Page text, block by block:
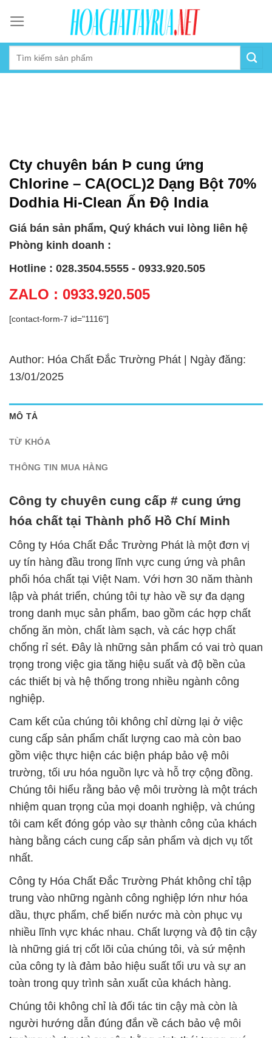
content
Cty chuyên bán Þ cung ứng
Chlorine – CA(OCL)2 Dạng Bột 70%
Dodhia Hi-Clean Ấn Độ India
Giá bán sản phẩm, Quý khách vui lòng liên hệ
Phòng kinh doanh :
Hotline : 028.3504.5555 - 0933.920.505
ZALO : 0933.920.505
[contact-form-7 id="1116"]
Author: Hóa Chất Đắc Trường Phát | Ngày đăng:
13/01/2025
MÔ TẢ
TỪ KHÓA
THÔNG TIN MUA HÀNG
Công ty chuyên cung cấp # cung ứng
hóa chất tại Thành phố Hồ Chí Minh
Công ty Hóa Chất Đắc Trường Phát là một đơn vị
uy tín hàng đầu trong lĩnh vực cung ứng và phân
phối hóa chất tại Việt Nam. Với hơn 30 năm thành
lập và phát triển, chúng tôi tự hào về sự đa dạng
trong danh mục sản phẩm, bao gồm các hợp chất
chống ăn mòn, chất làm sạch, và các hợp chất
chống rỉ sét. Đây là những sản phẩm có vai trò quan
trọng trong việc gia tăng hiệu suất và độ bền của
các thiết bị và hệ thống trong nhiều ngành công
nghiệp.
Cam kết của chúng tôi không chỉ dừng lại ở việc
cung cấp sản phẩm chất lượng cao mà còn bao
gồm việc thực hiện các biện pháp bảo vệ môi
trường, tối ưu hóa nguồn lực và hỗ trợ cộng đồng.
Chúng tôi hiểu rằng bảo vệ môi trường là một trách
nhiệm quan trọng của mọi doanh nghiệp, và chúng
tôi cam kết đóng góp vào sự thành công của khách
hàng bằng cách cung cấp sản phẩm và dịch vụ tốt
nhất.
Công ty Hóa Chất Đắc Trường Phát không chỉ tập
trung vào những ngành công nghiệp lớn như hóa
dầu, thực phẩm, chế biến nước mà còn phục vụ
nhiều lĩnh vực khác nhau. Chất lượng và độ tin cậy
là những giá trị cốt lõi của chúng tôi, và sứ mệnh
của công ty là đảm bảo hiệu suất tối ưu và sự an
toàn trong quy trình sản xuất của khách hàng.
Chúng tôi không chỉ là đối tác tin cậy mà còn là
người hướng dẫn đúng đắn về cách bảo vệ môi